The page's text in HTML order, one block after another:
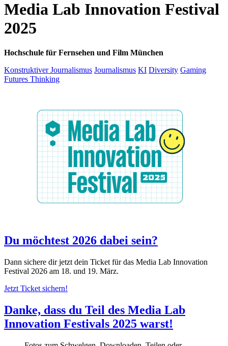
Media Lab Innovation Festival
2025
Hochschule für Fernsehen und Film München
Konstruktiver Journalismus Journalismus KI Diversity Gaming
Futures Thinking
Du möchtest 2026 dabei sein?
Dann sichere dir jetzt dein Ticket für das Media Lab Innovation
Festival 2026 am 18. und 19. März.
Jetzt Ticket sichern!
Danke, dass du Teil des Media Lab
Innovation Festivals 2025 warst!